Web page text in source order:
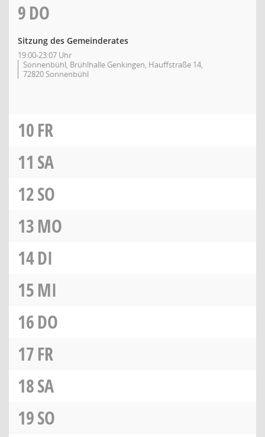
9DO
Sitzung des Gemeinderates
19:00-23:07 Uhr
Sonnenbühl, Brühlhalle Genkingen, Hauffstraße 14,
72820 Sonnenbühl
10FR
11 SA
12SO
13MO
14DI
15MI
16DO
17FR
18SA
19SO